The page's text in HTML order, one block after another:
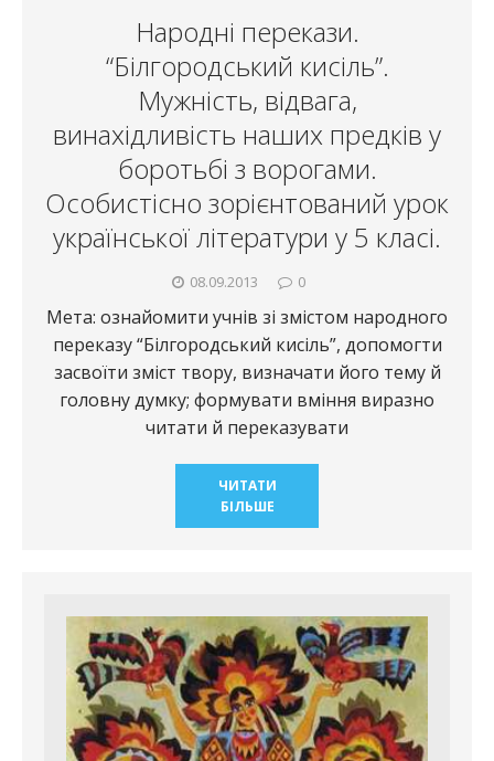
Народні перекази.
“Білгородський кисіль”.
Мужність, відвага,
винахідливість наших предків у
боротьбі з ворогами.
Особистісно зорієнтований урок
української літератури у 5 класі.
08.09.2013 0
Мета: ознайомити учнів зі змістом народного
переказу “Білгородський кисіль”, допомогти
засвоїти зміст твору, визначати його тему й
головну думку; формувати вміння виразно
читати й переказувати
ЧИТАТИ
БІЛЬШЕ